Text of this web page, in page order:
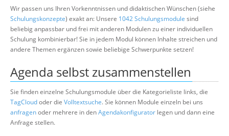
Wir passen uns Ihren Vorkenntnissen und didaktischen Wünschen (siehe
Schulungskonzepte) exakt an: Unsere 1042 Schulungsmodule sind
beliebig anpassbar und frei mit anderen Modulen zu einer individuellen
Schulung kombinierbar! Sie in jedem Modul können Inhalte streichen und
andere Themen ergänzen sowie beliebige Schwerpunkte setzen!
Agenda selbst zusammenstellen
Sie finden einzelne Schulungsmodule über die Kategorieliste links, die
TagCloudoder die Volltextsuche. Sie können Module einzeln bei uns
anfragenoder mehrere in denAgendakonfigurator legen und dann eine
Anfrage stellen.